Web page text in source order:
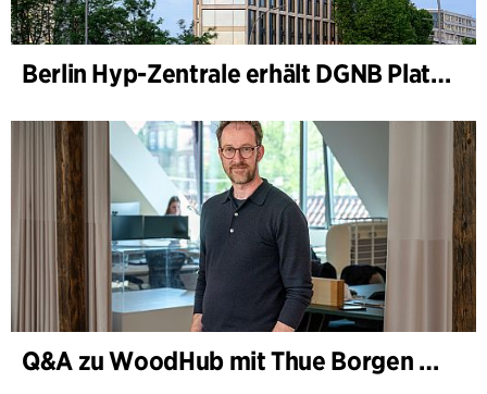
Berlin Hyp-Zentrale erhält DGNB Platin und Diamant für klimafreundliche Architektur auf höchstem Niveau
Q&A zu WoodHub mit Thue Borgen Hasløv